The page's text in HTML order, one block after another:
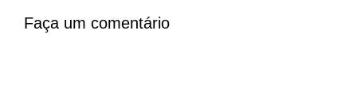
Faça um comentário